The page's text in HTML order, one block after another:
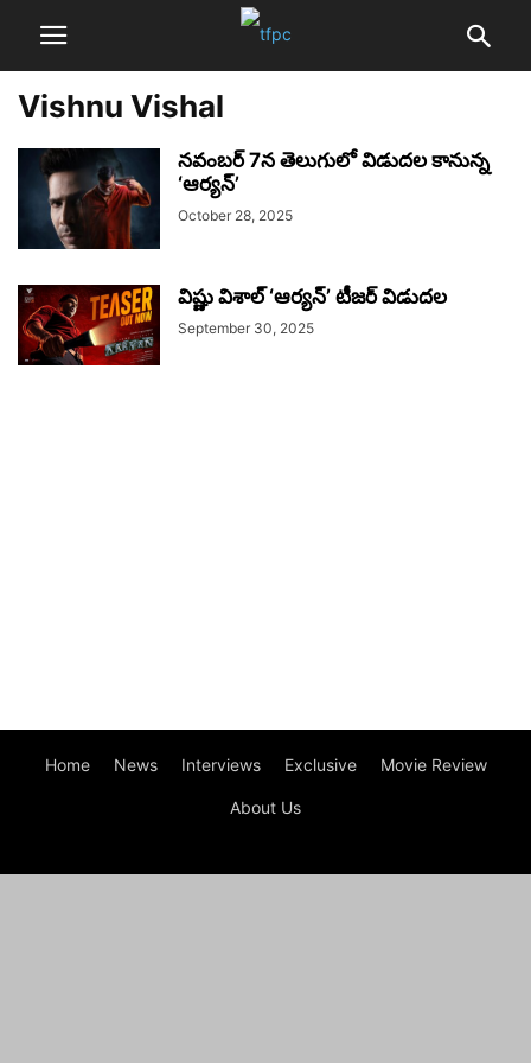
Vishnu Vishal
నవంబర్ 7న తెలుగులో విడుదల కానున్న
‘ఆర్యన్’
October 28, 2025
విష్ణు విశాల్ ‘ఆర్యన్’ టీజర్ విడుదల
September 30, 2025
Home News Interviews Exclusive Movie Review
About Us